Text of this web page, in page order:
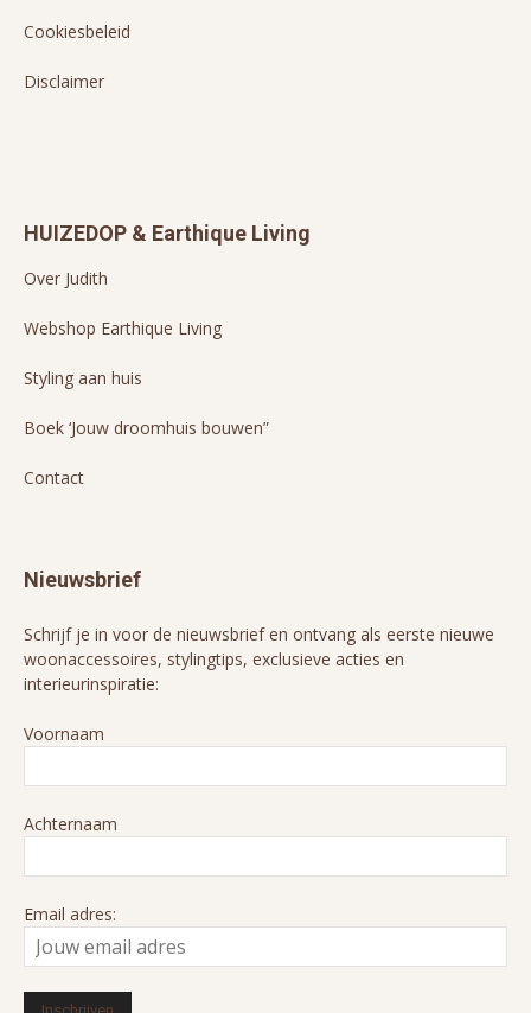
Cookiesbeleid
Disclaimer
HUIZEDOP & Earthique Living
Over Judith
Webshop Earthique Living
Styling aan huis
Boek ‘Jouw droomhuis bouwen”
Contact
Nieuwsbrief
Schrijf je in voor de nieuwsbrief en ontvang als eerste nieuwe
woonaccessoires, stylingtips, exclusieve acties en
interieurinspiratie:
Voornaam
Achternaam
Email adres: